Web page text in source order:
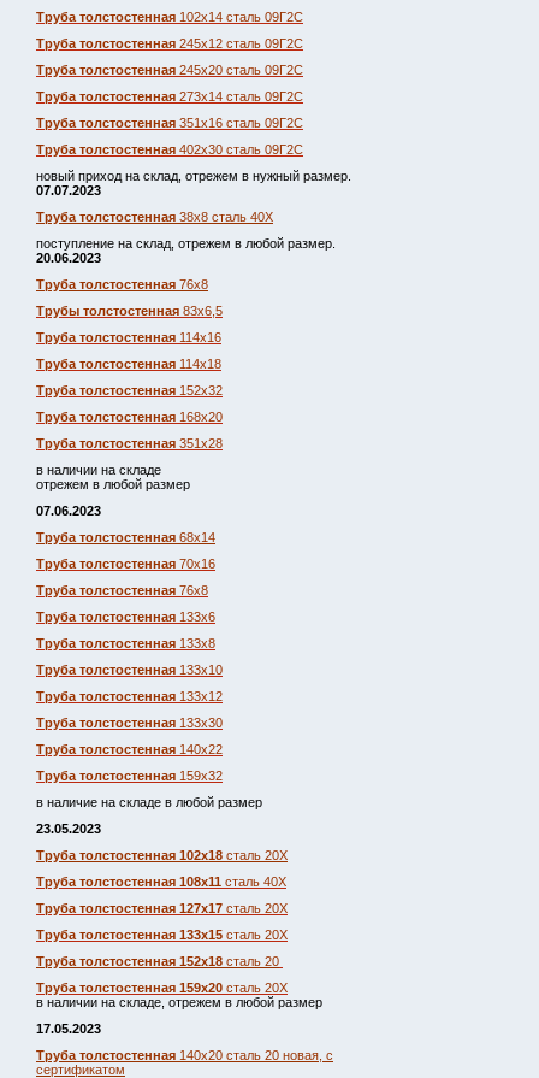
Труба толстостенная 102х14 сталь 09Г2С
Труба толстостенная 245х12 сталь 09Г2С
Труба толстостенная 245х20 сталь 09Г2С
Труба толстостенная 273х14 сталь 09Г2С
Труба толстостенная 351х16 сталь 09Г2С
Труба толстостенная 402х30 сталь 09Г2С
новый приход на склад, отрежем в нужный размер.
07.07.2023
Труба толстостенная 38х8 сталь 40Х
поступление на склад, отрежем в любой размер.
20.06.2023
Труба толстостенная 76х8
Трубы толстостенная 83х6,5
Труба толстостенная 114х16
Труба толстостенная 114х18
Труба толстостенная 152х32
Труба толстостенная 168х20
Труба толстостенная 351х28
в наличии на складе
отрежем в любой размер
07.06.2023
Труба толстостенная 68х14
Труба толстостенная 70х16
Труба толстостенная 76х8
Труба толстостенная 133х6
Труба толстостенная 133х8
Труба толстостенная 133х10
Труба толстостенная 133х12
Труба толстостенная 133х30
Труба толстостенная 140х22
Труба толстостенная 159х32
в наличие на складе в любой размер
23.05.2023
Труба толстостенная 102х18 сталь 20Х
Труба толстостенная 108х11 сталь 40Х
Труба толстостенная 127х17 сталь 20Х
Труба толстостенная 133х15 сталь 20Х
Труба толстостенная 152х18 сталь 20
Труба толстостенная 159х20 сталь 20Х
в наличии на складе, отрежем в любой размер
17.05.2023
Труба толстостенная 140х20 сталь 20 новая, с
сертификатом